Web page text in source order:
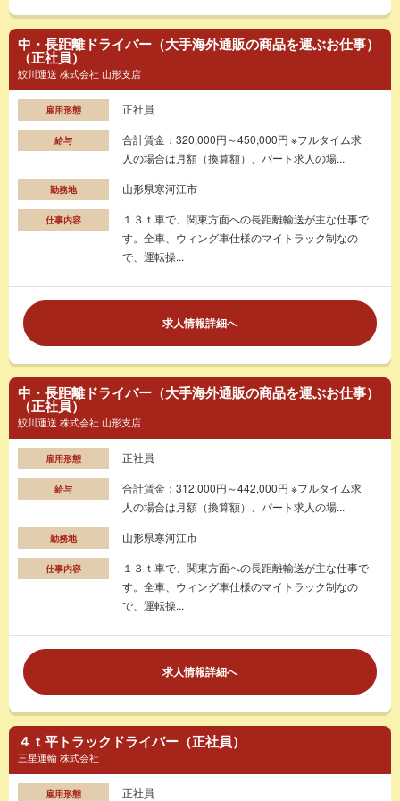
中・長距離ドライバー（大手海外通販の商品を運ぶお仕事）
（正社員）
鮫川運送 株式会社 山形支店
雇用形態 正社員
給与
合計賃金：320,000円～450,000円 ※フルタイム求
人の場合は月額（換算額）、パート求人の場...
勤務地 山形県寒河江市
仕事内容
１３ｔ車で、関東方面への長距離輸送が主な仕事で
す。全車、ウィング車仕様のマイトラック制なの
で、運転操...
求人情報詳細へ
中・長距離ドライバー（大手海外通販の商品を運ぶお仕事）
（正社員）
鮫川運送 株式会社 山形支店
雇用形態 正社員
給与
合計賃金：312,000円～442,000円 ※フルタイム求
人の場合は月額（換算額）、パート求人の場...
勤務地 山形県寒河江市
仕事内容
１３ｔ車で、関東方面への長距離輸送が主な仕事で
す。全車、ウィング車仕様のマイトラック制なの
で、運転操...
求人情報詳細へ
４ｔ平トラックドライバー（正社員）
三星運輸 株式会社
雇用形態 正社員